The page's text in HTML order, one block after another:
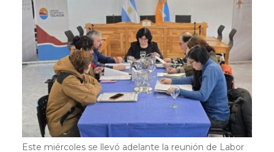
Este miércoles se llevó adelante la reunión de Labor